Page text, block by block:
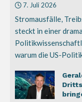
7. Juli 2026
Stromausfälle,
steckt in einer
warum die US-